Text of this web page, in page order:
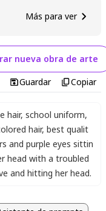
Más para ver
nueva obra de arte
Guardar Copiar
hair, school uniform,
hair, best qualit
and purple eyes sittin
head with a troubled
and hitting her head.